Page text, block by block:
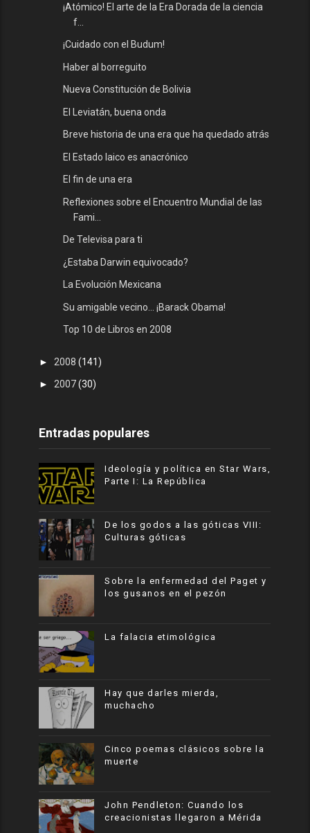
¡Atómico! El arte de la Era Dorada de la ciencia
f...
¡Cuidado con el Budum!
Haber al borreguito
Nueva Constitución de Bolivia
El Leviatán, buena onda
Breve historia de una era que ha quedado atrás
El Estado laico es anacrónico
El fin de una era
Reflexiones sobre el Encuentro Mundial de las
Fami...
De Televisa para ti
¿Estaba Darwin equivocado?
La Evolución Mexicana
Su amigable vecino... ¡Barack Obama!
Top 10 de Libros en 2008
► 2008(141)
► 2007(30)
Entradas populares
Ideología y política en Star Wars,
Parte I: La República
De los godos a las góticas VIII:
Culturas góticas
Sobre la enfermedad del Paget y
los gusanos en el pezón
La falacia etimológica
Hay que darles mierda,
muchacho
Cinco poemas clásicos sobre la
muerte
John Pendleton: Cuando los
creacionistas llegaron a Mérida